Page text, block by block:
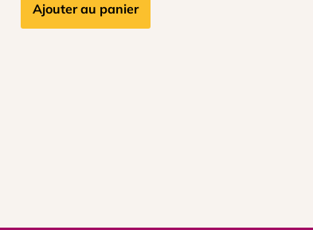
Ajouter au panier